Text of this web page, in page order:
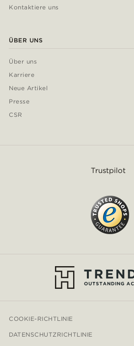
Kontaktiere uns
ÜBER UNS
Über uns
Karriere
Neue Artikel
Presse
CSR
Trustpilot
COOKIE-RICHTLINIE
DATENSCHUTZRICHTLINIE